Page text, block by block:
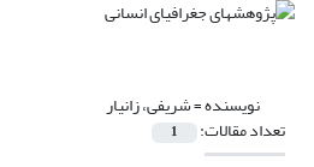
نویسنده =شریفی، زانیار
تعداد مقالات: 1